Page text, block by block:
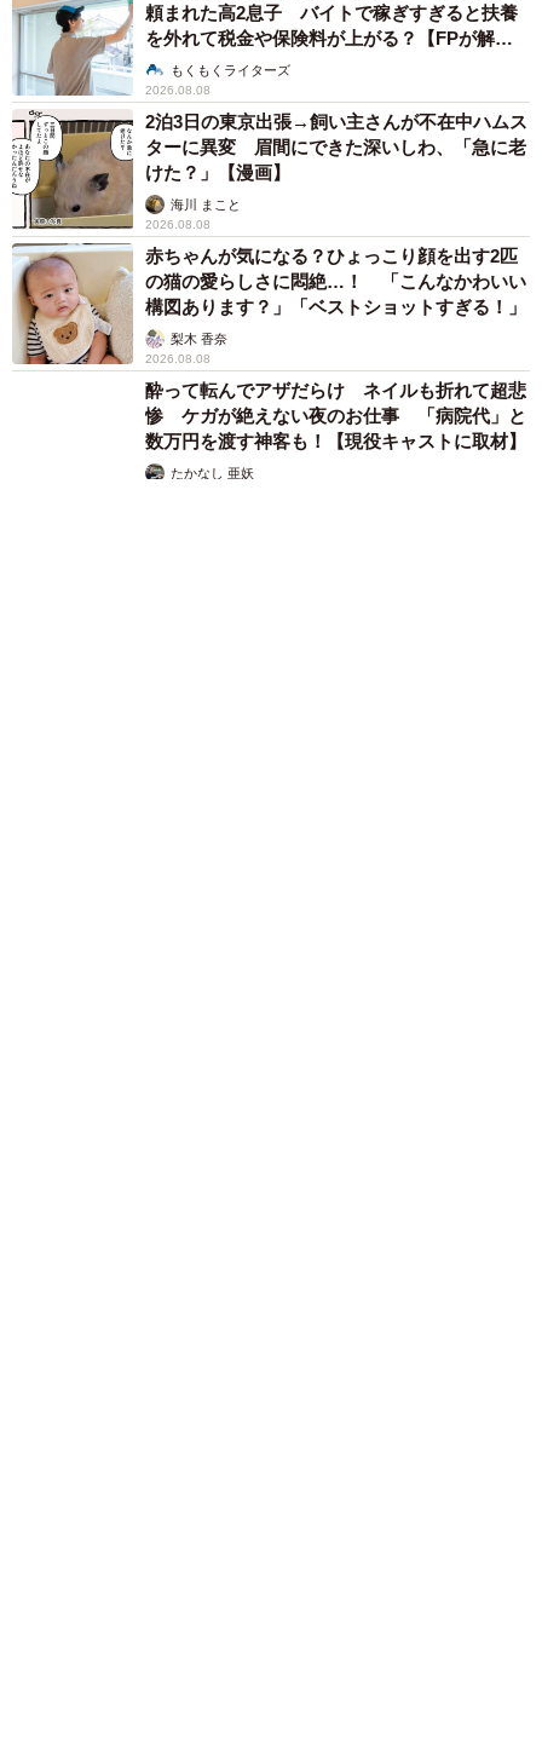
頼まれた高2息子 バイトで稼ぎすぎると扶養
を外れて税金や保険料が上がる？【FPが解
説】もくもくライターズ
2026.08.08
2泊3日の東京出張→飼い主さんが不在中ハムス
ターに異変 眉間にできた深いしわ、「急に老
けた？」【漫画】
海川 まこと
2026.08.08
赤ちゃんが気になる？ひょっこり顔を出す2匹
の猫の愛らしさに悶絶…！ 「こんなかわいい
構図あります？」「ベストショットすぎる！」
梨木 香奈
2026.08.08
酔って転んでアザだらけ ネイルも折れて超悲
惨 ケガが絶えない夜のお仕事 「病院代」と
数万円を渡す神客も！【現役キャストに取材】
たかなし 亜妖